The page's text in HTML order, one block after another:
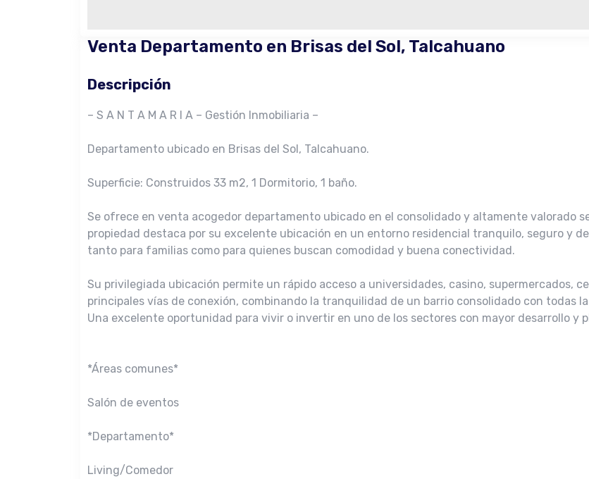
Venta Departamento en Brisas del Sol, Talcahuano
Descripción
– S A N T A M A R I A – Gestión Inmobiliaria –
Departamento ubicado en Brisas del Sol, Talcahuano.
Superficie: Construidos 33 m2, 1 Dormitorio, 1 baño.
Se ofrece en venta acogedor departamento ubicado en el consolidado y altamente valorado
propiedad destaca por su excelente ubicación en un entorno residencial tranquilo, seguro y
tanto para familias como para quienes buscan comodidad y buena conectividad.
Su privilegiada ubicación permite un rápido acceso a universidades, casino, supermercados,
principales vías de conexión, combinando la tranquilidad de un barrio consolidado con todas
Una excelente oportunidad para vivir o invertir en uno de los sectores con mayor desarrollo y
*Áreas comunes*
Salón de eventos
*Departamento*
Living/Comedor